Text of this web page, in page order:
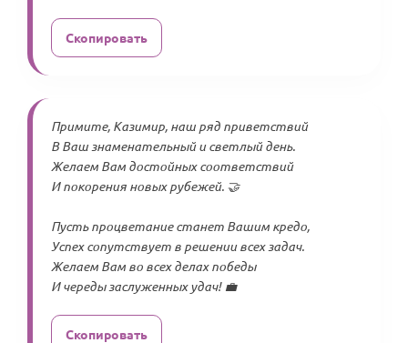
Скопировать
Примите, Казимир, наш ряд приветствий
В Ваш знаменательный и светлый день.
Желаем Вам достойных соответствий
И покорения новых рубежей. 🤝
Пусть процветание станет Вашим кредо,
Успех сопутствует в решении всех задач.
Желаем Вам во всех делах победы
И череды заслуженных удач! 💼
Скопировать